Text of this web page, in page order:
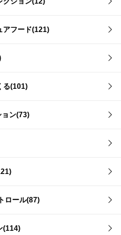
アフード(121)
る(101)
ョン(73)
ロール(87)
(114)